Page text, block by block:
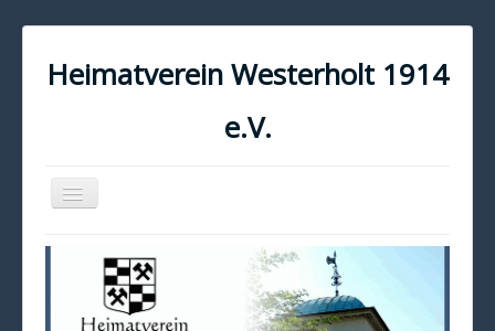
Heimatverein Westerholt 1914
e.V.
Navigation
an/aus
KONTAKT
IMPRESSUM